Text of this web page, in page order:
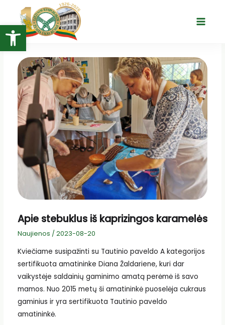
Open toolbar
turinio
Main
Apie stebuklus iš kaprizingos karamelės
Naujienos / 2023-08-20
Kviečiame susipažinti su Tautinio paveldo A kategorijos
sertifikuota amatininke Diana Žaldariene, kuri dar
vaikystėje saldainių gaminimo amatą perėmė iš savo
mamos. Nuo 2015 metų ši amatininkė puoselėja cukraus
gaminius ir yra sertifikuota Tautinio paveldo
amatininkė.